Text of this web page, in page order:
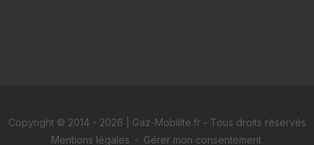
Copyright © 2014 - 2026 | Gaz-Mobilite.fr - Tous droits réservés
Mentions légales - Gérer mon consentement